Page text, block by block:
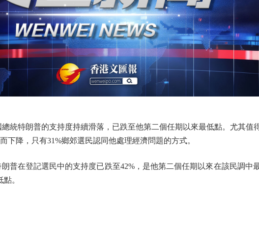
特朗普的支持度持續滑落，已跌至他第二個任期以來最低點。尤其值
降，只有31%鄉郊選民認同他處理經濟問題的方式。
在登記選民中的支持度已跌至42%，是他第二個任期以來在該民調中
。